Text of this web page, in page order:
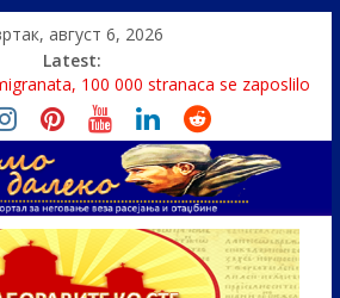
август 6, 2026
Latest:
100 000 stranaca se zaposlilo
litice visoke 15 metara
700.000 evra, ljudi se otimali oko novca
reka ga odnela u Rumuniju
srpskih medija